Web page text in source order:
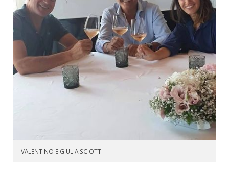
VALENTINO E GIULIA SCIOTTI